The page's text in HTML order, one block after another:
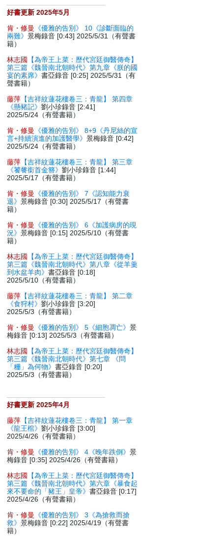
好書更新 2025年5月
肯・修曼
《優雅的告別》 10《診斷面臨的
兩難》景梅錄音 [0:43] 2025/5/31（有聲書
籍）
林志國
【為帝王上菜：歷代宮廷御醫傳奇】
第三篇《魏晉南北朝時代》第九章《朕的國
宴的素席》書亞錄音 [0:25] 2025/5/31（有
聲書籍）
藤萍 【吉祥紋蓮花樓卷三：青龍】 第四章
《懸豬記》劉小珍錄音 [2:41]
2025/5/24（有聲書籍）
肯・修曼
《優雅的告別》 8+9《丹尼絲的宣
言+持續演進的加護醫學》景梅錄音 [0:42]
2025/5/24（有聲書籍）
藤萍 【吉祥紋蓮花樓卷三：青龍】 第三章
《饕餮銜首金簪》劉小珍錄音 [1:44]
2025/5/17（有聲書籍）
肯・修曼
《優雅的告別》 7《認知能力衰
退》景梅錄音 [0:30] 2025/5/17（有聲書
籍）
肯・修曼
《優雅的告別》 6《加護病房的現
況》景梅錄音 [0:15] 2025/5/10（有聲書
籍）
林志國
【為帝王上菜：歷代宮廷御醫傳奇】
第三篇《魏晉南北朝時代》第八章《從羊羹
到水盆羊肉》書亞錄音 [0:18]
2025/5/10（有聲書籍）
藤萍 【吉祥紋蓮花樓卷三：青龍】 第二章
《食狩村》劉小珍錄音 [3:20]
2025/5/3（有聲書籍）
肯・修曼
《優雅的告別》 5《細胞凋亡》景
梅錄音 [0:13] 2025/5/3（有聲書籍）
林志國
【為帝王上菜：歷代宮廷御醫傳奇】
第三篇《魏晉南北朝時代》第七章 《問
「粣」為何物》書亞錄音 [0:20]
2025/5/3（有聲書籍）
好書更新 2025年4月
藤萍 【吉祥紋蓮花樓卷三：青龍】 第一章
《龍王棺》劉小珍錄音 [3:00]
2025/4/26（有聲書籍）
肯・修曼
《優雅的告別》 4《晚年跌倒》景
梅錄音 [0:35] 2025/4/26（有聲書籍）
林志國
【為帝王上菜：歷代宮廷御醫傳奇】
第三篇《魏晉南北朝時代》第六章《暴食起
來不要命的「豬王」皇帝》書亞錄音 [0:17]
2025/4/26（有聲書籍）
肯・修曼
《優雅的告別》 3《為搶救而搶
救》景梅錄音 [0:22] 2025/4/19（有聲書
籍）